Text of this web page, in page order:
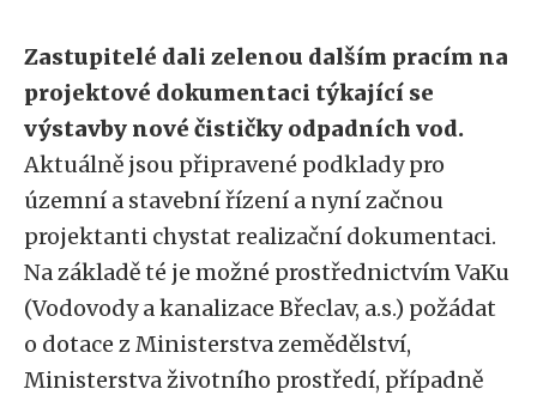
Zastupitelé dali zelenou dalším pracím na
projektové dokumentaci týkající se
výstavby nové čističky odpadních vod.
Aktuálně jsou připravené podklady pro
územní a stavební řízení a nyní začnou
projektanti chystat realizační dokumentaci.
Na základě té je možné prostřednictvím VaKu
(Vodovody a kanalizace Břeclav, a.s.) požádat
o dotace z Ministerstva zemědělství,
Ministerstva životního prostředí, případně